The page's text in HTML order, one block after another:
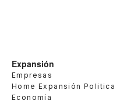
Expansión
Empresas
Home Expansión Politica
Economía